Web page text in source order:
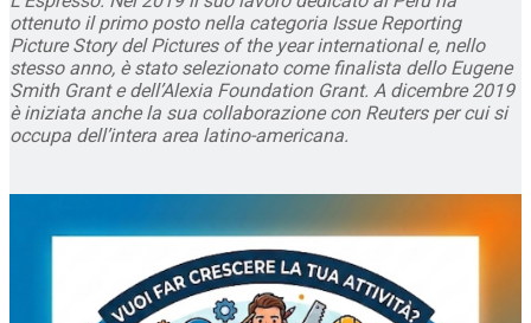
ottenuto il primo posto nella categoria Issue Reporting
Picture Story del Pictures of the year international e, nello
stesso anno, è stato selezionato come finalista dello Eugene
Smith Grant e dell’Alexia Foundation Grant. A dicembre 2019
è iniziata anche la sua collaborazione con Reuters per cui si
occupa dell’intera area latino-americana.